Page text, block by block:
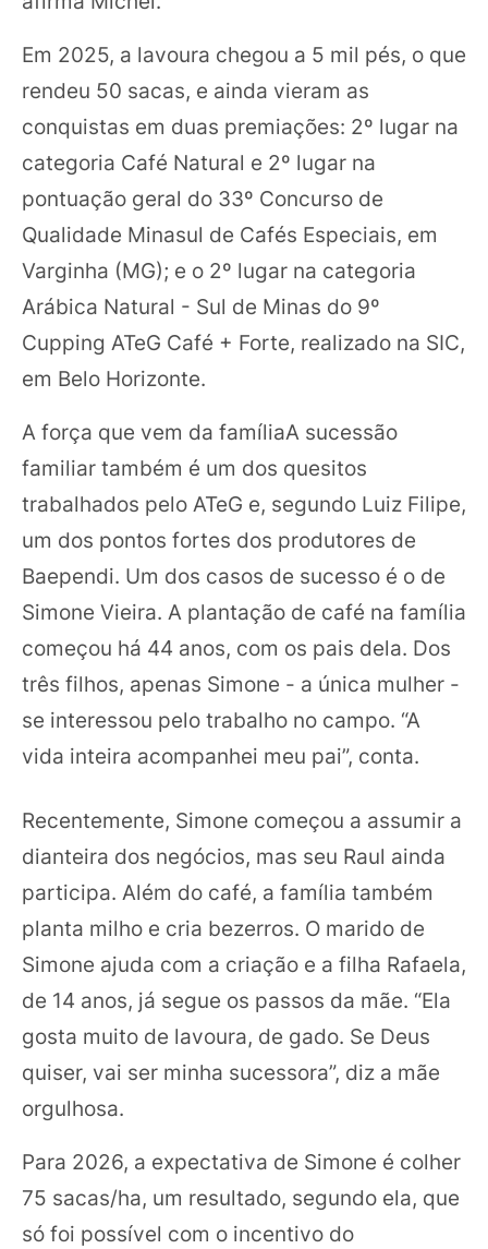
Em 2025, a lavoura chegou a 5 mil pés, o que
rendeu 50 sacas, e ainda vieram as
conquistas em duas premiações: 2º lugar na
categoria Café Natural e 2º lugar na
pontuação geral do 33º Concurso de
Qualidade Minasul de Cafés Especiais, em
Varginha (MG); e o 2º lugar na categoria
Arábica Natural - Sul de Minas do 9º
Cupping ATeG Café + Forte, realizado na SIC,
em Belo Horizonte.
A força que vem da famíliaA sucessão
familiar também é um dos quesitos
trabalhados pelo ATeG e, segundo Luiz Filipe,
um dos pontos fortes dos produtores de
Baependi. Um dos casos de sucesso é o de
Simone Vieira. A plantação de café na família
começou há 44 anos, com os pais dela. Dos
três filhos, apenas Simone - a única mulher -
se interessou pelo trabalho no campo. “A
vida inteira acompanhei meu pai”, conta.
Recentemente, Simone começou a assumir a
dianteira dos negócios, mas seu Raul ainda
participa. Além do café, a família também
planta milho e cria bezerros. O marido de
Simone ajuda com a criação e a filha Rafaela,
de 14 anos, já segue os passos da mãe. “Ela
gosta muito de lavoura, de gado. Se Deus
quiser, vai ser minha sucessora”, diz a mãe
orgulhosa.
Para 2026, a expectativa de Simone é colher
75 sacas/ha, um resultado, segundo ela, que
só foi possível com o incentivo do